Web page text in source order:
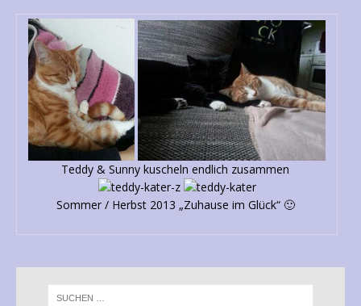
Teddy & Sunny kuscheln endlich zusammen
Sommer / Herbst 2013 „Zuhause im Glück“ 🙂